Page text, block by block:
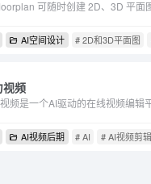
AI空间设计 # 2D和3D平面图
视频
AI视频后期 # AI # AI视频剪辑